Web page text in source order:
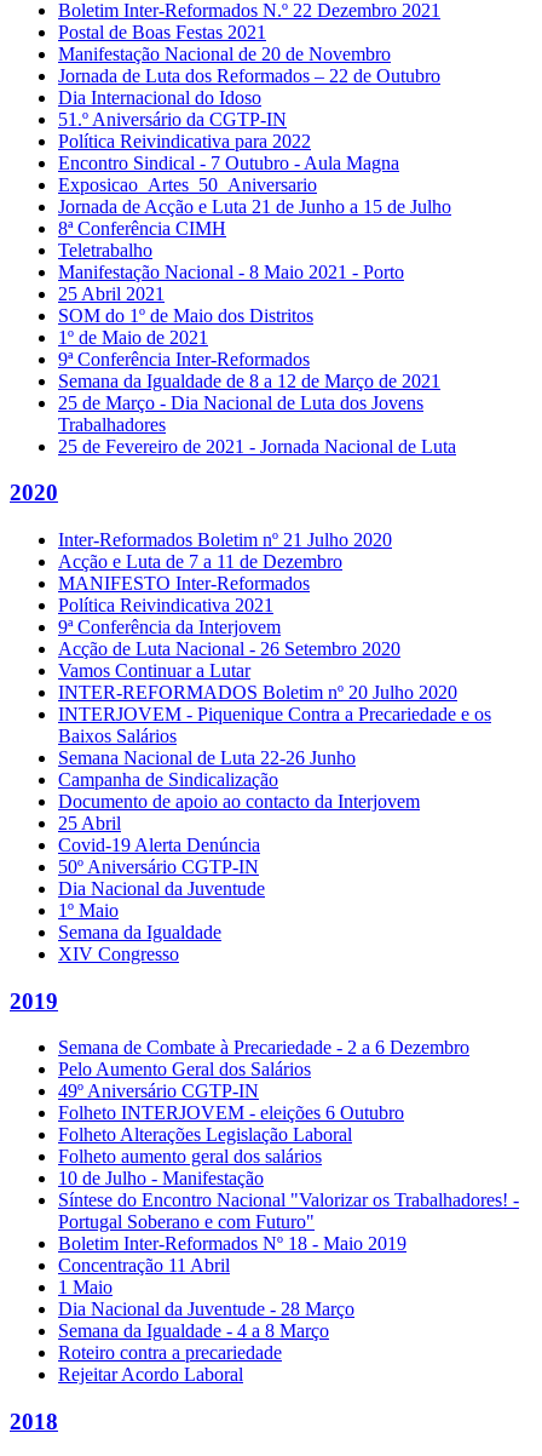
Boletim Inter-Reformados N.º 22 Dezembro 2021
Postal de Boas Festas 2021
Manifestação Nacional de 20 de Novembro
Jornada de Luta dos Reformados – 22 de Outubro
Dia Internacional do Idoso
51.º Aniversário da CGTP-IN
Política Reivindicativa para 2022
Encontro Sindical - 7 Outubro - Aula Magna
Exposicao_Artes_50_Aniversario
Jornada de Acção e Luta 21 de Junho a 15 de Julho
8ª Conferência CIMH
Teletrabalho
Manifestação Nacional - 8 Maio 2021 - Porto
25 Abril 2021
SOM do 1º de Maio dos Distritos
1º de Maio de 2021
9ª Conferência Inter-Reformados
Semana da Igualdade de 8 a 12 de Março de 2021
25 de Março - Dia Nacional de Luta dos Jovens
Trabalhadores
25 de Fevereiro de 2021 - Jornada Nacional de Luta
2020
Inter-Reformados Boletim nº 21 Julho 2020
Acção e Luta de 7 a 11 de Dezembro
MANIFESTO Inter-Reformados
Política Reivindicativa 2021
9ª Conferência da Interjovem
Acção de Luta Nacional - 26 Setembro 2020
Vamos Continuar a Lutar
INTER-REFORMADOS Boletim nº 20 Julho 2020
INTERJOVEM - Piquenique Contra a Precariedade e os
Baixos Salários
Semana Nacional de Luta 22-26 Junho
Campanha de Sindicalização
Documento de apoio ao contacto da Interjovem
25 Abril
Covid-19 Alerta Denúncia
50º Aniversário CGTP-IN
Dia Nacional da Juventude
1º Maio
Semana da Igualdade
XIV Congresso
2019
Semana de Combate à Precariedade - 2 a 6 Dezembro
Pelo Aumento Geral dos Salários
49º Aniversário CGTP-IN
Folheto INTERJOVEM - eleições 6 Outubro
Folheto Alterações Legislação Laboral
Folheto aumento geral dos salários
10 de Julho - Manifestação
Síntese do Encontro Nacional "Valorizar os Trabalhadores! -
Portugal Soberano e com Futuro"
Boletim Inter-Reformados Nº 18 - Maio 2019
Concentração 11 Abril
1 Maio
Dia Nacional da Juventude - 28 Março
Semana da Igualdade - 4 a 8 Março
Roteiro contra a precariedade
Rejeitar Acordo Laboral
2018